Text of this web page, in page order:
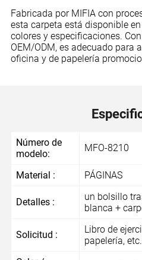
Fabricada por MIFIA con
esta carpeta está disponible
colores y especificaciones.
OEM/ODM, es adecuado para
oficina y de papelería
Número de
modelo:
MFO-8210
Material : PÁGINAS
Detalles :
un bolsillo
blanca +
Solicitud :
Libro de
papelería, etc.